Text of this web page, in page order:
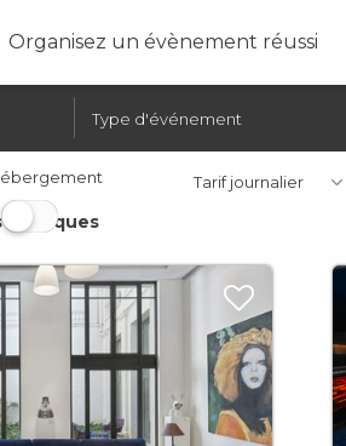
Organisez un évènement réussi
Tarif journalier
atypiques